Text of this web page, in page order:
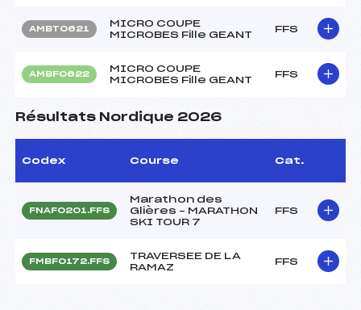
AMBT0621
MICRO COUPE
MICROBES Fille GEANT
FFS
AMBF0622
MICRO COUPE
MICROBES Fille GEANT
FFS
Résultats Nordique 2026
Codex Course Cat.
FNAF0201.FFS
Marathon des
Glières – MARATHON
SKI TOUR 7
FFS
FMBF0172.FFS
TRAVERSEE DE LA
RAMAZ
FFS